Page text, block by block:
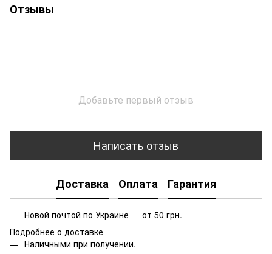
Отзывы
Добавьте первый отзыв
Написать отзыв
Доставка Оплата Гарантия
Новой почтой по Украине — от 50 грн.
Подробнее о доставке
Наличными при получении.